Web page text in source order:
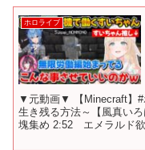
ホロライブ
▼元動画▼ 【Minecraft】#
生き残る方法～【風真い
塊集め 2:52 エメラルド